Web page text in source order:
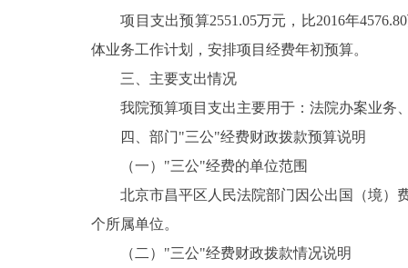
DEUTSCH
ESPAÑOL
项目支出预算2551.05万元，比2016年
体业务工作计划，安排项目经费年初预算。
三、主要支出情况
我院预算项目支出主要用于：法院办案业务
四、部门"三公"经费财政拨款预算说明
（一）"三公"经费的单位范围
北京市昌平区人民法院部门因公出国（境）费
个所属单位。
（二）"三公"经费财政拨款情况说明